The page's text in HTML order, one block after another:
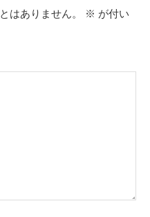
はありません。 ※ が付い